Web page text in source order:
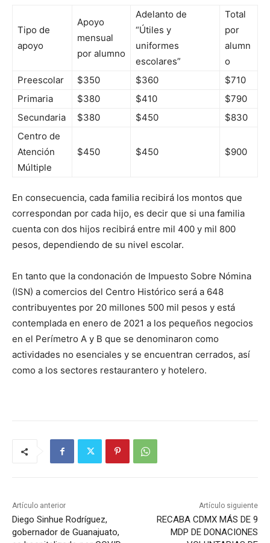
Tipo de
apoyo
Apoyo
mensual
por alumno
Adelanto de
“Útiles y
uniformes
escolares”
Total
por
alumn
o
Preescolar
$350 $360
$710
Primaria
$380 $410
$790
Secundaria
$380 $450
$830
Centro de
Atención
Múltiple
$450 $450 $900
En consecuencia, cada familia recibirá los montos que
correspondan por cada hijo, es decir que si una familia
cuenta con dos hijos recibirá entre mil 400 y mil 800
pesos, dependiendo de su nivel escolar.
En tanto que la condonación de Impuesto Sobre Nómina
(ISN) a comercios del Centro Histórico será a 648
contribuyentes por 20 millones 500 mil pesos y está
contemplada en enero de 2021 a los pequeños negocios
en el Perímetro A y B que se denominaron como
actividades no esenciales y se encuentran cerrados, así
como a los sectores restaurantero y hotelero.
Artículo anterior
Diego Sinhue Rodríguez,
gobernador de Guanajuato,
Artículo siguiente
RECABA CDMX MÁS DE 9
MDP DE DONACIONES